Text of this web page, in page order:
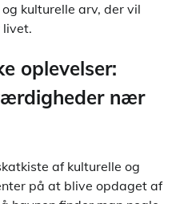
kulturelle arv, der vil
livet.
oplevelser:
nær
af kulturelle og
på at blive opdaget af